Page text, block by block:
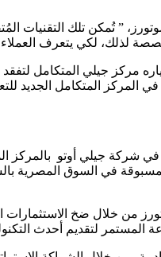
” تُمكن تلك التقنيات
لذلك، لكي يتعرف
مركز جيلي المتكامل
من الأربعاء 23 فبراير حتى السبت
في شركة جيلي أوتو
في السوق المصرية
من خلال ضخ الاستثمارات
لتقديم أحدث